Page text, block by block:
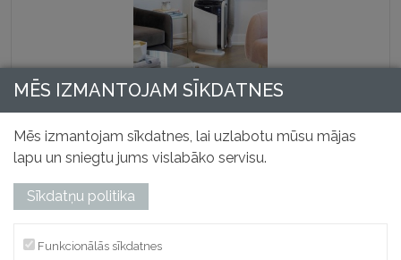
Gaisa attīrītājs AeraMax DX5
Preces kods: 93928
179,06€
MĒS IZMANTOJAM SĪKDATNES
Mēs izmantojam sīkdatnes, lai uzlabotu mūsu mājas
lapu un sniegtu jums vislabāko servisu.
Sīkdatņu politika
Funkcionālās sīkdatnes